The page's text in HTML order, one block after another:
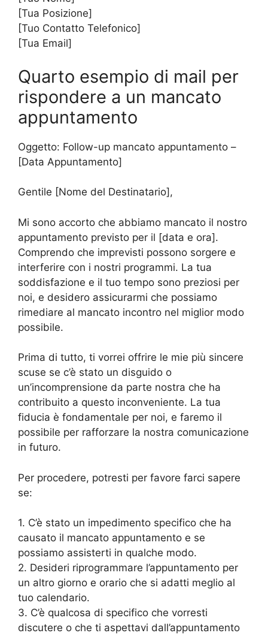
[Tua Posizione]
[Tuo Contatto Telefonico]
[Tua Email]
Quarto esempio di mail per
rispondere a un mancato
appuntamento
Oggetto: Follow-up mancato appuntamento –
[Data Appuntamento]
Gentile [Nome del Destinatario],
Mi sono accorto che abbiamo mancato il nostro
appuntamento previsto per il [data e ora].
Comprendo che imprevisti possono sorgere e
interferire con i nostri programmi. La tua
soddisfazione e il tuo tempo sono preziosi per
noi, e desidero assicurarmi che possiamo
rimediare al mancato incontro nel miglior modo
possibile.
Prima di tutto, ti vorrei offrire le mie più sincere
scuse se c’è stato un disguido o
un’incomprensione da parte nostra che ha
contribuito a questo inconveniente. La tua
fiducia è fondamentale per noi, e faremo il
possibile per rafforzare la nostra comunicazione
in futuro.
Per procedere, potresti per favore farci sapere
se:
1. C’è stato un impedimento specifico che ha
causato il mancato appuntamento e se
possiamo assisterti in qualche modo.
2. Desideri riprogrammare l’appuntamento per
un altro giorno e orario che si adatti meglio al
tuo calendario.
3. C’è qualcosa di specifico che vorresti
discutere o che ti aspettavi dall’appuntamento